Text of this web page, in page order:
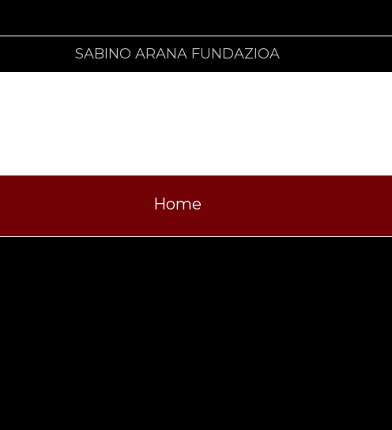
SABINO ARANA FUNDAZIOA
Home